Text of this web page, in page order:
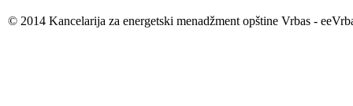
© 2014 Kancelarija za energetski menadžment opštine Vrbas -